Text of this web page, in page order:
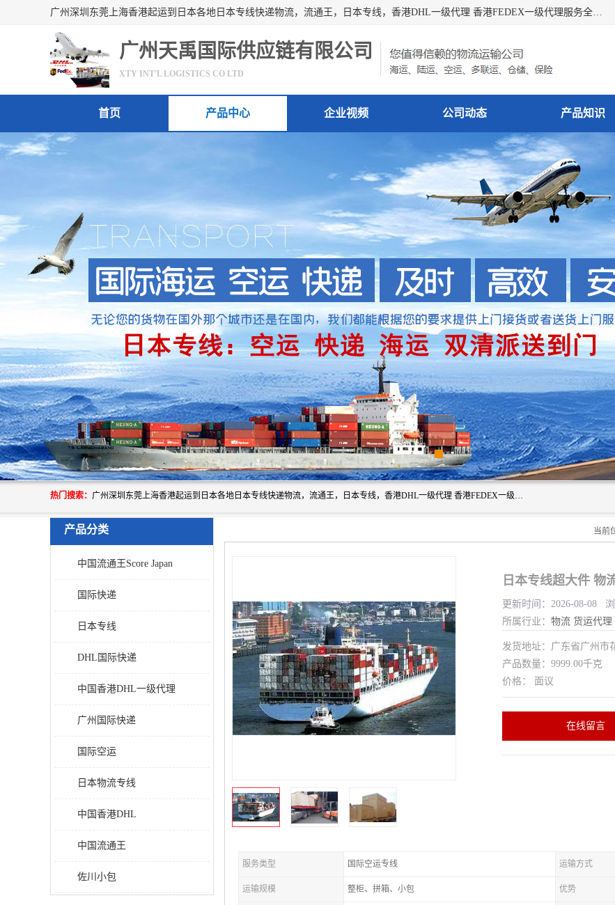
广州深圳东莞上海香港起运到日本各地日本专线快递物流，流通王，日本专线，香港DHL一级代理 香港FEDEX一级代理服务全球主要地区。我司各员工在国际物流行业经验超8年，热枕为各广大进口商与进口商提供优质服务.
广州天禹国际供应链有限公司
XTY INT'L LOGISTICS CO LTD
首页 产品中心 企业视频 公司动态 产品知识
热门搜索： 广州深圳东莞上海香港起运到日本各地日本专线快递物流，流通王，日本专线，香港DHL一级代理 香港FEDEX一级代理服务全球主要地区。我司各员工在国际物流行业经验超8年，热枕为各广大进口商与进口商提供优质服务.
产品分类
中国流通王Score Japan
国际快递
日本专线
DHL国际快递
中国香港DHL一级代理
广州国际快递
国际空运
日本物流专线
中国香港DHL
中国流通王
佐川小包
当前
日本专线超大件 物
更新时间：2026-08-08
所属行业： 物流 货运代理
发货地址：广东省广州市
产品数量：9999.00千克
价格： 面议
在线留言
服务类型 国际空运专线 运输方式
运输规模 整柜、拼箱、小包 优势